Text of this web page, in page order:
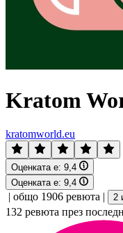
Kratom
kratomworld.eu
Оценката е: 9,4
Оценката е: 9,4
| общо 1906 ревюта | 2
132 ревюта през